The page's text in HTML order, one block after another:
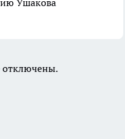
Ушакова
отключены.